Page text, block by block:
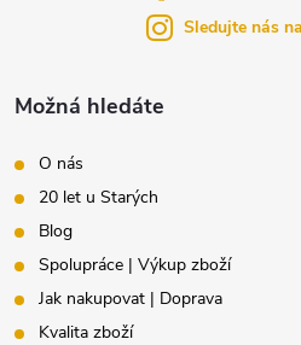
Možná hledáte
O nás
20 let u Starých
Blog
Spolupráce | Výkup zboží
Jak nakupovat | Doprava
Kvalita zboží
Sledujte nás